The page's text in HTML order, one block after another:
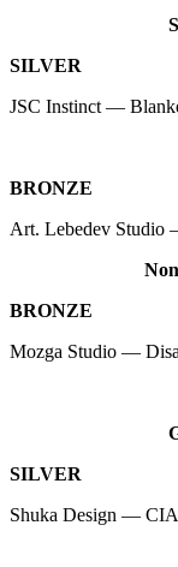
SILVER
JSC Instinct —
BRONZE
Art. Lebedev
BRONZE
Mozga Studio —
SILVER
Shuka Design —